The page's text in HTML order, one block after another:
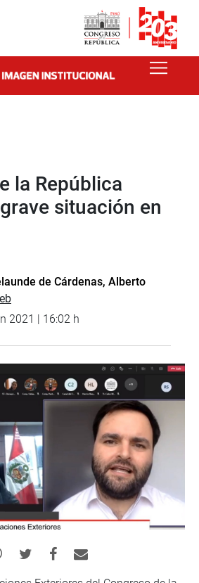
la República
situación en
de Cárdenas, Alberto
2021 | 16:02 h